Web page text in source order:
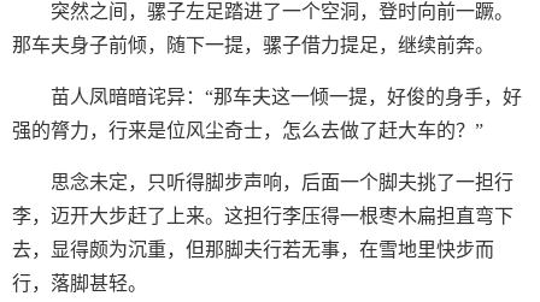
突然之间，骡子左足踏进了一个空洞，登时向前一蹶。
那车夫身子前倾，随下一提，骡子借力提足，继续前奔。
苗人凤暗暗诧异：“那车夫这一倾一提，好俊的身手，好
强的膂力，行来是位风尘奇士，怎么去做了赶大车的？”
思念未定，只听得脚步声响，后面一个脚夫挑了一担行
李，迈开大步赶了上来。这担行李压得一根枣木扁担直弯下
去，显得颇为沉重，但那脚夫行若无事，在雪地里快步而
行，落脚甚轻。